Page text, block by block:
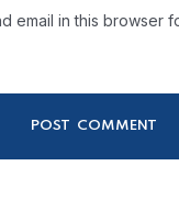
email in this browser